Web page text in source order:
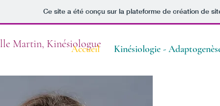
Ce site a été conçu sur la plateforme de création de
Accueil Kinésiologie -
Martin, Kinésiologue